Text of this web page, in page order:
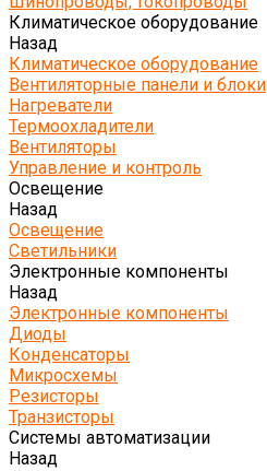
Климатическое оборудование
Назад
Климатическое оборудование
Вентиляторные панели и блоки
Нагреватели
Термоохладители
Вентиляторы
Управление и контроль
Освещение
Назад
Освещение
Светильники
Электронные компоненты
Назад
Электронные компоненты
Диоды
Конденсаторы
Микросхемы
Резисторы
Транзисторы
Системы автоматизации
Назад